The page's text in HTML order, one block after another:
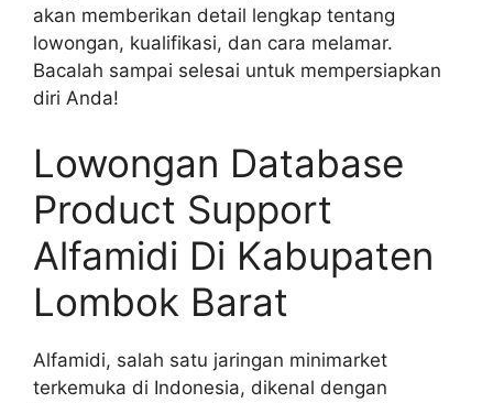
akan memberikan detail lengkap tentang
lowongan, kualifikasi, dan cara melamar.
Bacalah sampai selesai untuk mempersiapkan
diri Anda!
Lowongan Database
Product Support
Alfamidi Di Kabupaten
Lombok Barat
Alfamidi, salah satu jaringan minimarket
terkemuka di Indonesia, dikenal dengan